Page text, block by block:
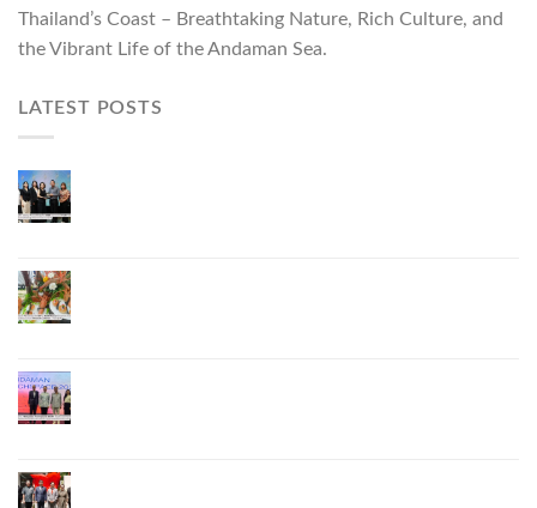
Thailand’s Coast – Breathtaking Nature, Rich Culture, and
the Vibrant Life of the Andaman Sea.
LATEST POSTS